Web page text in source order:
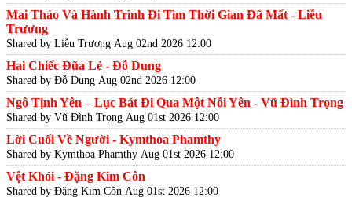
Mai Thảo Và Hành Trình Đi Tìm Thời Gian Đã Mất - Liễu
Trương
Shared by Liễu Trương Aug 02nd 2026 12:00
Hai Chiếc Đũa Lẻ - Đỗ Dung
Shared by Đỗ Dung Aug 02nd 2026 12:00
Ngô Tịnh Yên – Lục Bát Đi Qua Một Nỗi Yên - Vũ Đình Trọng
Shared by Vũ Đình Trọng Aug 01st 2026 12:00
Lời Cuối Về Người - Kymthoa Phamthy
Shared by Kymthoa Phamthy Aug 01st 2026 12:00
Vệt Khói - Đặng Kim Côn
Shared by Đặng Kim Côn Aug 01st 2026 12:00